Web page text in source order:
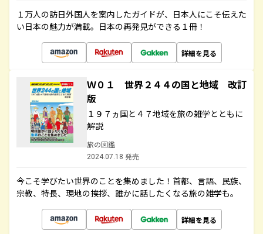
１万人の訪日外国人を案内したガイドが、日本人にこそ伝えた
い日本の魅力が満載。日本の再発見ができる１冊！
詳細を見る
Ｗ０１ 世界２４４の国と地域 改訂
版
１９７ヵ国と４７地域を旅の雑学とともに
解説
旅の図鑑
2024.07.18 発売
今こそ学びたい世界のことを集めました！首都、言語、民族、
宗教、特長、現地の挨拶、誰かに話したくなる旅の雑学も。
詳細を見る